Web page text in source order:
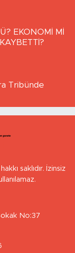
EKONOMİ Mİ
Tribünde
saklıdır. İzinsiz
No:37